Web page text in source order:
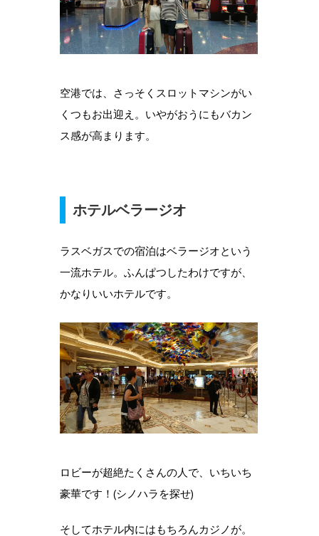
空港では、さっそくスロットマシンがい
くつもお出迎え。いやがおうにもバカン
ス感が高まります。
ホテルベラージオ
ラスベガスでの宿泊はベラージオという
一流ホテル。ふんぱつしたわけですが、
かなりいいホテルです。
ロビーが超絶たくさんの人で、いちいち
豪華です！(シノハラを探せ)
そしてホテル内にはもちろんカジノが。